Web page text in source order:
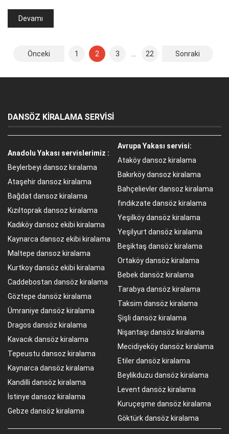
Devamı
YazıÖnceki 1 2 3 22 Sonraki
DANSÖZ KİRALAMA SERVİSİ
Anadolu Yakası servislerimiz :
Beylerbeyi dansoz kiralama
Ataşehir dansoz kiralama
Bağdat dansoz kiralama
Kızıltoprak dansoz kiralama
Kadıköy dansoz ekibi kiralama
Kaynarca dansoz ekibi kiralama
Maltepe dansoz kiralama
Kurtkoy dansöz ekibi kiralama
Caddebostan dansöz kiralama
Göztepe dansöz kiralama
Ümraniye dansöz kiralama
Dragos dansöz kiralama
Kavacık dansöz kiralama
Tepeustu dansoz kiralama
Kaynarca dansöz kiralama
Kandilli dansöz kiralama
İstinye dansoz kiralama
Gebze dansöz kiralama
Avrupa Yakası servisi:
Ataköy dansoz kiralama
Bakırköy dansoz kiralama
Bahçelievler dansoz kiralama
fındıkzate dansöz kiralama
Yeşilköy dansöz kiralama
Yeşilyurt dansöz kiralama
Beşiktaş dansöz kiralama
Ortaköy dansöz kiralama
Bebek dansöz kiralama
Tarabya dansöz kiralama
Taksim dansöz kiralama
Şişli dansöz kiralama
Nişantaşı dansöz kiralama
Mecidiyeköy dansöz kiralama
Etiler dansöz kiralama
Beylikduzu dansöz kiralama
Levent dansöz kiralama
Kuruçeşme dansöz kiralama
Göktürk dansöz kiralama